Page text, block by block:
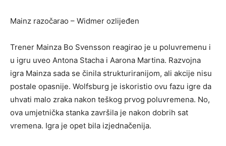
Mainz razočarao – Widmer ozlijeđen
Trener Mainza Bo Svensson reagirao je u poluvremenu i
u igru ​​uveo Antona Stacha i Aarona Martina. Razvojna
igra Mainza sada se činila strukturiranijom, ali akcije nisu
postale opasnije. Wolfsburg je iskoristio ovu fazu igre da
uhvati malo zraka nakon teškog prvog poluvremena. No,
ova umjetnička stanka završila je nakon dobrih sat
vremena. Igra je opet bila izjednačenija.